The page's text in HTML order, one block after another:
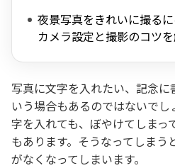
夜景写真をきれいに撮る
カメラ設定と撮影のコツ
写真に文字を入れたい、記念に
いう場合もあるのではないで
字を入れても、ぼやけてしまっ
もあります。そうなってしまう
がなくなってしまいます。